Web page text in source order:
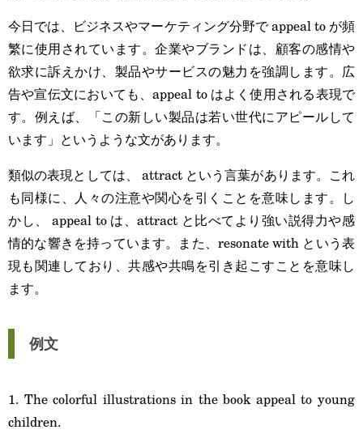
今日では、ビジネスやマーケティング分野で appeal to が頻
繁に使用されています。企業やブランドは、顧客の感情や
欲求に訴えかけ、製品やサービスの魅力を強調します。広
告や宣伝文においても、appeal to はよく使用される表現で
す。例えば、「この新しい製品は若い世代にアピールして
います」というような文があります。
類似の表現としては、 attract という言葉があります。これ
も同様に、人々の注意や関心を引くことを意味します。し
かし、 appeal to は、attract と比べてより強い説得力や感
情的な響きを持っています。また、resonate with という表
現も関連しており、共感や共鳴を引き起こすことを意味し
ます。
例文
1. The colorful illustrations in the book appeal to young
children.